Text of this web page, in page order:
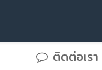
ติดต่อเรา